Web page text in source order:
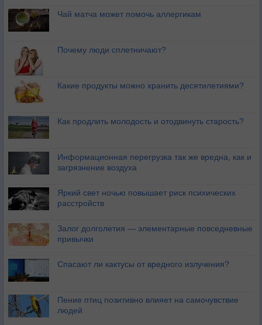
Чай матча может помочь аллергикам
Почему люди сплетничают?
Какие продукты можно хранить десятилетиями?
Как продлить молодость и отодвинуть старость?
Информационная перегрузка так же вредна, как и
загрязнение воздуха
Яркий свет ночью повышает риск психических
расстройств
Залог долголетия — элементарные повседневные
привычки
Спасают ли кактусы от вредного излучения?
Пение птиц позитивно влияет на самочувствие
людей